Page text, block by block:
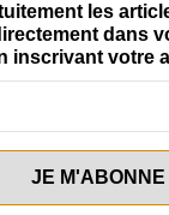
les
dans
inscrivant votre